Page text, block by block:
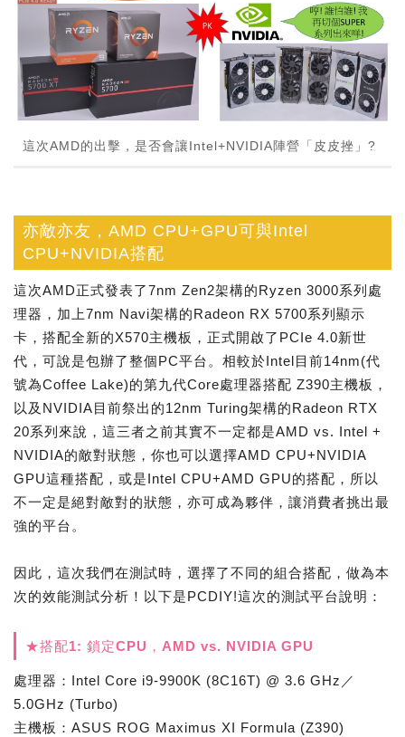
這次AMD的出擊，是否會讓Intel+NVIDIA陣營「皮皮挫」?
亦敵亦友，AMD CPU+GPU可與Intel
CPU+NVIDIA搭配
這次AMD正式發表了7nm Zen2架構的Ryzen 3000系列處
理器，加上7nm Navi架構的Radeon RX 5700系列顯示
卡，搭配全新的X570主機板，正式開啟了PCIe 4.0新世
代，可說是包辦了整個PC平台。相較於Intel目前14nm(代
號為Coffee Lake)的第九代Core處理器搭配 Z390主機板，
以及NVIDIA目前祭出的12nm Turing架構的Radeon RTX
20系列來說，這三者之前其實不一定都是AMD vs. Intel +
NVIDIA的敵對狀態，你也可以選擇AMD CPU+NVIDIA
GPU這種搭配，或是Intel CPU+AMD GPU的搭配，所以
不一定是絕對敵對的狀態，亦可成為夥伴，讓消費者挑出最
強的平台。
因此，這次我們在測試時，選擇了不同的組合搭配，做為本
次的效能測試分析！以下是PCDIY!這次的測試平台說明：
★搭配1: 鎖定CPU，AMD vs. NVIDIA GPU
處理器：Intel Core i9-9900K (8C16T) @ 3.6 GHz／
5.0GHz (Turbo)
主機板：ASUS ROG Maximus XI Formula (Z390)